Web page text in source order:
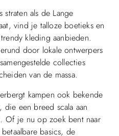
straten als de Lange
vind je talloze boetieks en
kleding aanbieden.
door lokale ontwerpers
collecties
van de massa.
kampen ook bekende
die een breed scala aan
Of je nu op zoek bent naar
basics, de